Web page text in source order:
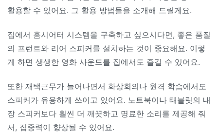
활용할 수 있어요. 그 활용 방법들을 소개해 드릴게요.
집에서 홈시어터 시스템을 구축하고 싶으시다면, 좋은 품질
의 프런트와 리어 스피커를 설치하는 것이 중요해요. 이렇
게 하면 생생한 영화 사운드를 집에서도 즐길 수 있어요.
또한 재택근무가 늘어나면서 화상회의나 원격 학습에서도
스피커가 유용하게 쓰이고 있어요. 노트북이나 태블릿의 내
장 스피커보다 훨씬 더 깨끗하고 명료한 소리를 제공해 줘
서, 집중력이 향상될 수 있어요.